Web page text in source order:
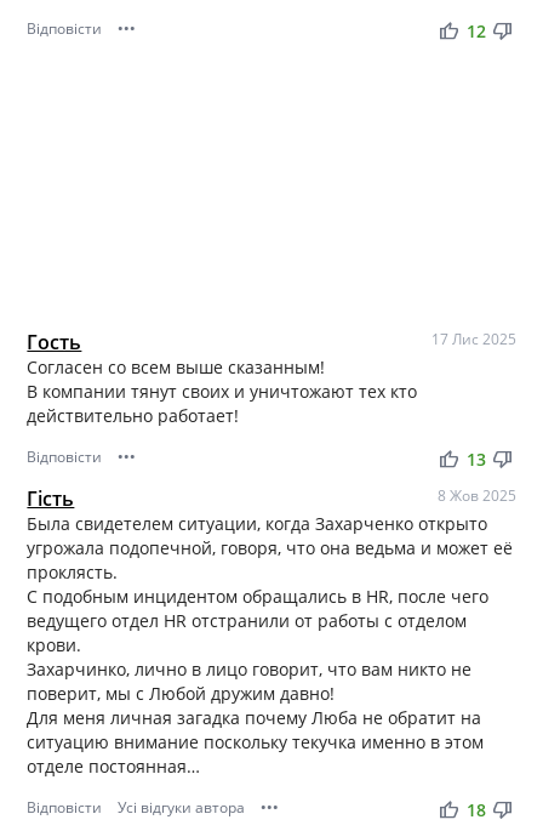
Відповісти ••• thumb_up thumb_down
12
Гость 17 Лис 2025
Согласен со всем выше сказанным!
В компании тянут своих и уничтожают тех кто
действительно работает!
Відповісти ••• thumb_up thumb_down
13
Гість 8 Жов 2025
Была свидетелем ситуации, когда Захарченко открыто
угрожала подопечной, говоря, что она ведьма и может её
проклясть.
С подобным инцидентом обращались в HR, после чего
ведущего отдел HR отстранили от работы с отделом
крови.
Захарчинко, лично в лицо говорит, что вам никто не
поверит, мы с Любой дружим давно!
Для меня личная загадка почему Люба не обратит на
ситуацию внимание поскольку текучка именно в этом
отделе постоянная…
Відповісти Усі відгуки автора ••• thumb_up thumb_down
18